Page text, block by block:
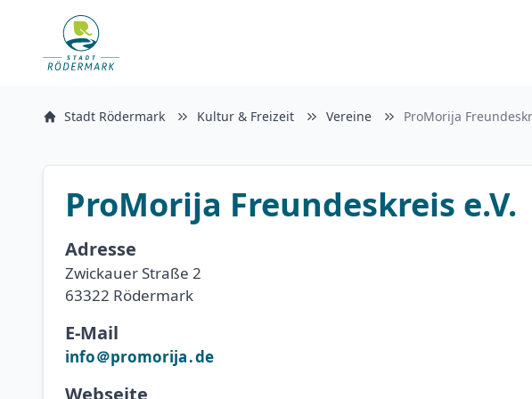
Stadt Rödermark Kultur & Freizeit Vereine ProMorija
ProMorija Freundeskreis e.V.
Adresse
Zwickauer Straße 2
63322 Rödermark
E-Mail
info＠promorija․de
Webseite